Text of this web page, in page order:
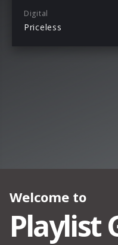
Digital
Priceless